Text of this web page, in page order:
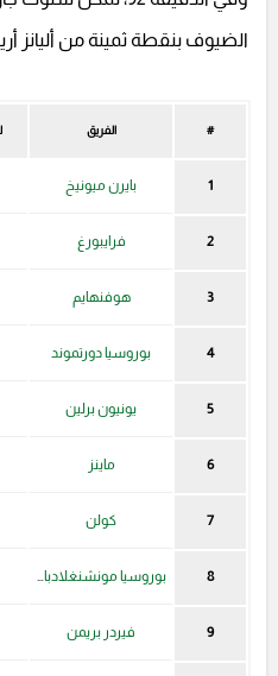
الضيوف بنقطة ثمينة من أليانز
# الفريق
1 بايرن ميونيخ
2 فرايبورغ
3 هوفنهايم
4 بوروسيا دورتموند
5 يونيون برلين
6 ماينز
7 كولن
8
9 فيردر بريمن